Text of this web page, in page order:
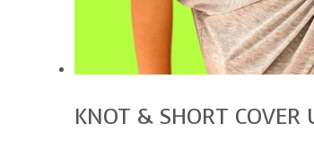
KNOT & SHORT COVER